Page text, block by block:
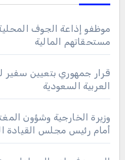
موظفو إذاعة الجوف
مستحقاتهم المالية
قرار جمهوري بتعيين سفير
العربية السعودية
وزيرة الخارجية وشؤون
أمام رئيس مجلس القيادة